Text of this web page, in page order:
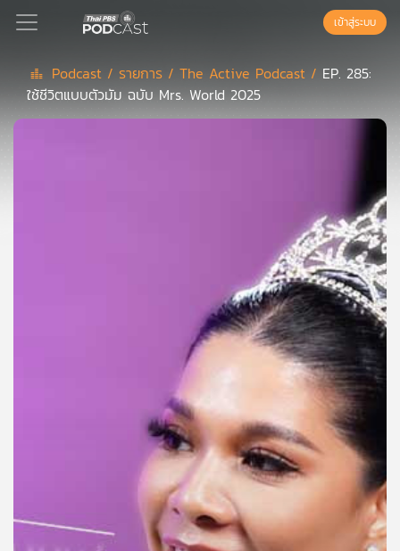
Podcast
เข้าสู่ระบบ
Podcast / รายการ /The Active Podcast / EP. 285:
ใช้ชีวิตแบบตัวมัม ฉบับ Mrs. World 2025